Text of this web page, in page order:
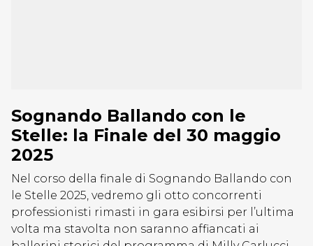
Sognando Ballando con le
Stelle: la Finale del 30 maggio
2025
Nel corso della finale di Sognando Ballando con
le Stelle 2025, vedremo gli otto concorrenti
professionisti rimasti in gara esibirsi per l’ultima
volta ma stavolta non saranno affiancati ai